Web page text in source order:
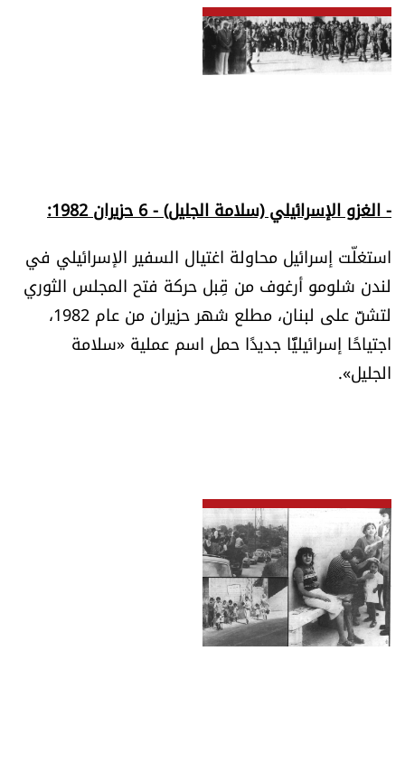
- الغزو الإسرائيلي (سلامة الجليل) - 6 حزيران 1982:
استغلّت إسرائيل محاولة اغتيال السفير الإسرائيلي في
لندن شلومو أرغوف من قِبل حركة فتح المجلس الثوري
لتشنّ على لبنان، مطلع شهر حزيران من عام 1982،
اجتياحًا إسرائيليًّا جديدًا حمل اسم عملية «سلامة
الجليل».